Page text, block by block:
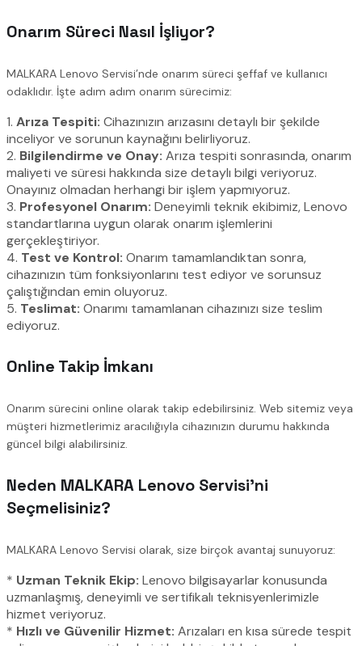
Onarım Süreci Nasıl İşliyor?
MALKARA Lenovo Servisi’nde onarım süreci şeffaf ve kullanıcı
odaklıdır. İşte adım adım onarım sürecimiz:
1. Arıza Tespiti: Cihazınızın arızasını detaylı bir şekilde
inceliyor ve sorunun kaynağını belirliyoruz.
2. Bilgilendirme ve Onay: Arıza tespiti sonrasında, onarım
maliyeti ve süresi hakkında size detaylı bilgi veriyoruz.
Onayınız olmadan herhangi bir işlem yapmıyoruz.
3. Profesyonel Onarım: Deneyimli teknik ekibimiz, Lenovo
standartlarına uygun olarak onarım işlemlerini
gerçekleştiriyor.
4. Test ve Kontrol: Onarım tamamlandıktan sonra,
cihazınızın tüm fonksiyonlarını test ediyor ve sorunsuz
çalıştığından emin oluyoruz.
5. Teslimat: Onarımı tamamlanan cihazınızı size teslim
ediyoruz.
Online Takip İmkanı
Onarım sürecini online olarak takip edebilirsiniz. Web sitemiz veya
müşteri hizmetlerimiz aracılığıyla cihazınızın durumu hakkında
güncel bilgi alabilirsiniz.
Neden MALKARA Lenovo Servisi’ni
Seçmelisiniz?
MALKARA Lenovo Servisi olarak, size birçok avantaj sunuyoruz:
* Uzman Teknik Ekip: Lenovo bilgisayarlar konusunda
uzmanlaşmış, deneyimli ve sertifikalı teknisyenlerimizle
hizmet veriyoruz.
* Hızlı ve Güvenilir Hizmet: Arızaları en kısa sürede tespit